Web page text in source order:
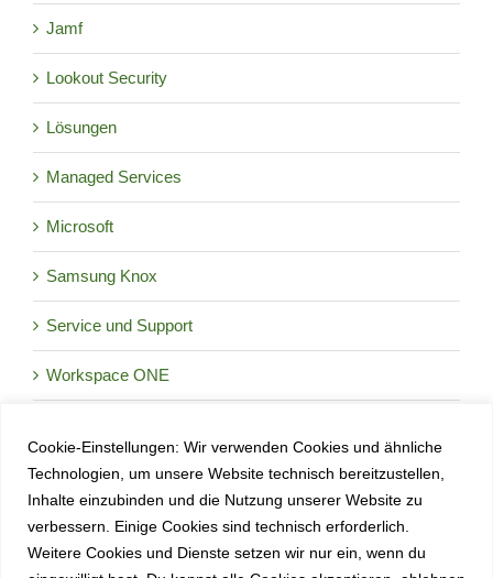
Cookie-Einstellungen: Wir verwenden Cookies und ähnliche
Technologien, um unsere Website technisch bereitzustellen,
Inhalte einzubinden und die Nutzung unserer Website zu
verbessern. Einige Cookies sind technisch erforderlich.
Weitere Cookies und Dienste setzen wir nur ein, wenn du
Jamf
Lookout Security
Lösungen
Managed Services
Microsoft
Samsung Knox
Service und Support
Workspace ONE
Okt.
8 CEST
Enterprise Tech Day 2026
27 Oktober 27-Oktober 29